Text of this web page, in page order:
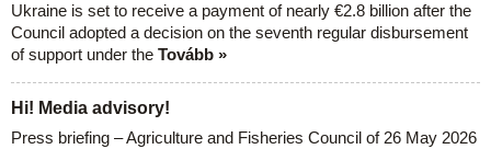
Ukraine is set to receive a payment of nearly €2.8 billion after the
Council adopted a decision on the seventh regular disbursement
of support under the Tovább »
Hi! Media advisory!
Press briefing – Agriculture and Fisheries Council of 26 May 2026